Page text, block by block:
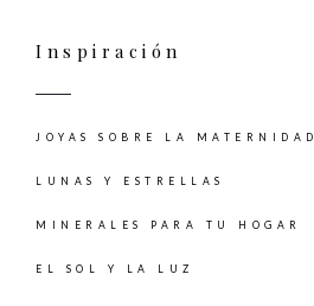
Inspiración
JOYAS SOBRE LA MATERNIDAD
LUNAS Y ESTRELLAS
MINERALES PARA TU HOGAR
EL SOL Y LA LUZ